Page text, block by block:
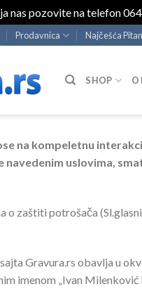
nas pozovite na telefon
Prodavnica Najčešća
SHOP O
na kompeletnu
navedenim uslovima,
o zaštiti potrošača
Gravura.rs obavlja u
imenom „Ivan